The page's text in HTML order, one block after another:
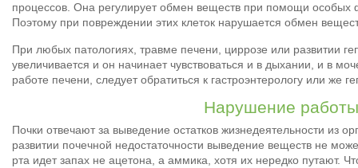
процессов. Она регулирует обмен веществ при помощи особых
Поэтому при повреждении этих клеток нарушается обмен
При любых патологиях, травме печени, циррозе или развитии
увеличивается и он начинает чувствоваться и в дыхании, и в
работе печени, следует обратиться к гастроэнтерологу или же
Нарушение
Почки отвечают за выведение остатков жизнедеятельности из
развитии почечной недостаточности выведение веществ не
рта идет запах не ацетона, а аммика, хотя их нередко путают.